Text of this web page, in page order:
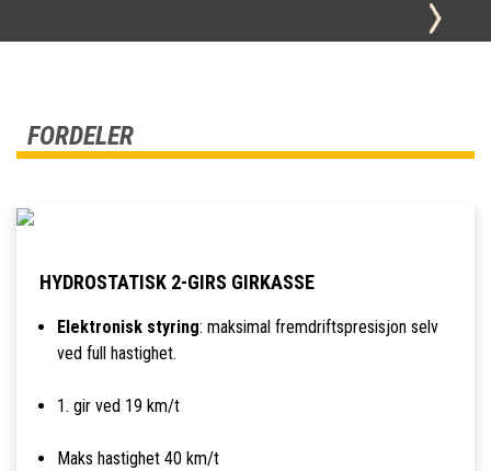
FORDELER
HYDROSTATISK 2-GIRS GIRKASSE
Elektronisk styring: maksimal fremdriftspresisjon selv
ved full hastighet.
1. gir ved 19 km/t
Maks hastighet 40 km/t